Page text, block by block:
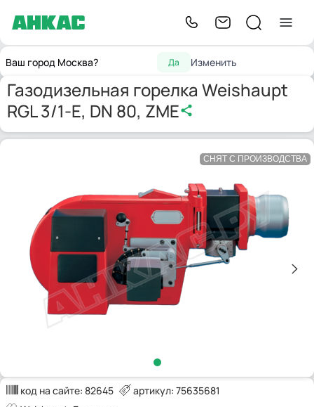
Ваш город Москва? Да Изменить
Главнаяотопления
3/1-E, DN 80, ZME
Газодизельная горелка Weishaupt
RGL 3/1-E, DN 80, ZME
СНЯТ С ПРОИЗВОДСТВА
код на сайте: 82645
артикул: 75635681